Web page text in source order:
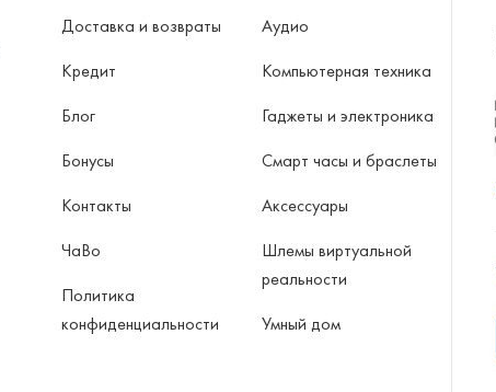
Доставка и возвраты
Кредит
Блог
Бонусы
Контакты
ЧаВо
Политика
конфиденциальности
Аудио
Компьютерная техника
Гаджеты и электроника
Смарт часы и браслеты
Аксессуары
Шлемы виртуальной
реальности
Умный дом